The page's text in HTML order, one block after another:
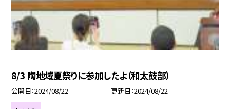
8/3 陶地域夏祭りに参加したよ（和太鼓部）
公開日 2024/08/22 更新日 2024/08/22